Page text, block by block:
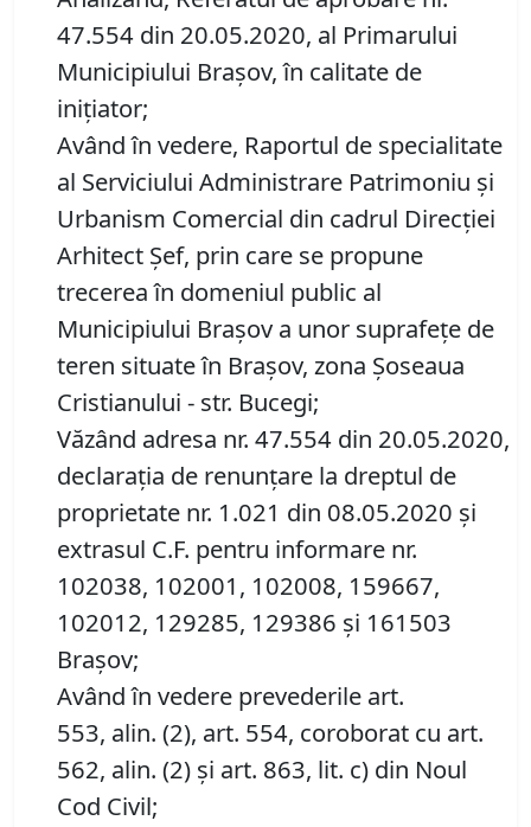
47.554 din 20.05.2020, al Primarului
Municipiului Brașov, în calitate de
inițiator;
Având în vedere, Raportul de specialitate
al Serviciului Administrare Patrimoniu şi
Urbanism Comercial din cadrul Direcției
Arhitect Șef, prin care se propune
trecerea în domeniul public al
Municipiului Braşov a unor suprafeţe de
teren situate în Braşov, zona Șoseaua
Cristianului - str. Bucegi;
Văzând adresa nr. 47.554 din 20.05.2020,
declarația de renunțare la dreptul de
proprietate nr. 1.021 din 08.05.2020 și
extrasul C.F. pentru informare nr.
102038, 102001, 102008, 159667,
102012, 129285, 129386 și 161503
Brașov;
Având în vedere prevederile art.
553, alin. (2), art. 554, coroborat cu art.
562, alin. (2) și art. 863, lit. c) din Noul
Cod Civil;